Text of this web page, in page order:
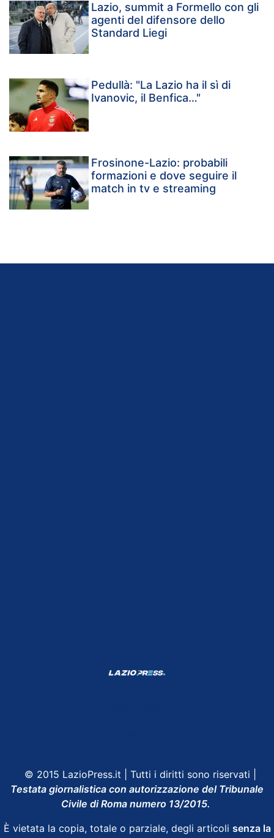
Lazio, summit a Formello con gli
agenti del difensore dello
Standard Liegi
Pedullà: "La Lazio ha il sì di
Ivanovic, il Benfica…"
Frosinone-Lazio: probabili
formazioni e dove seguire il
match in tv e streaming
© 2015 LazioPress.it | Tutti i diritti sono riservati |
Testata giornalistica con autorizzazione del Tribunale
Civile di Roma numero 13/2015.
È vietata la copia, totale o parziale, degli articoli senza la